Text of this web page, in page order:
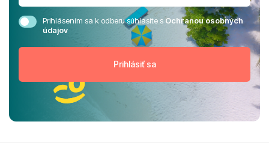
Prihlásením sa k odberu súhlasíte sOchranou osobných
údajov